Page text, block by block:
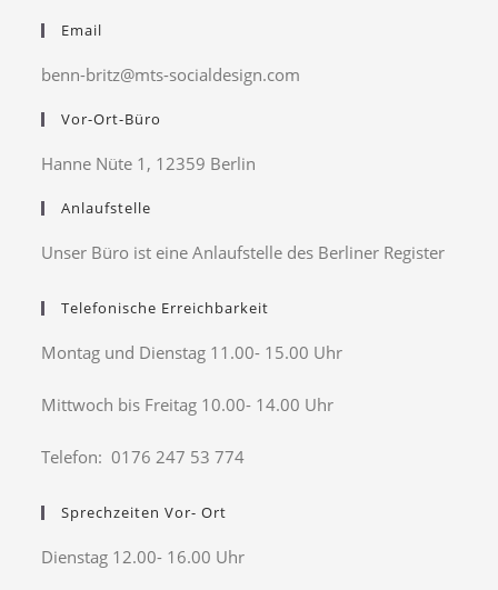
Email
benn-britz@mts-socialdesign.com
Vor-Ort-Büro
Hanne Nüte 1, 12359 Berlin
Anlaufstelle
Unser Büro ist eine Anlaufstelle des Berliner Register
Telefonische Erreichbarkeit
Montag und Dienstag 11.00- 15.00 Uhr
Mittwoch bis Freitag 10.00- 14.00 Uhr
Telefon: 0176 247 53 774
Sprechzeiten Vor- Ort
Dienstag 12.00- 16.00 Uhr